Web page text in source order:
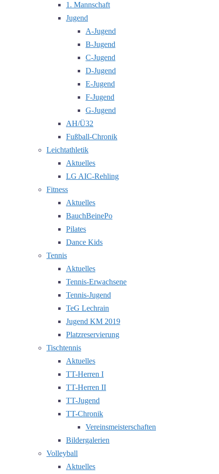
1. Mannschaft
Jugend
A-Jugend
B-Jugend
C-Jugend
D-Jugend
E-Jugend
F-Jugend
G-Jugend
AH/Ü32
Fußball-Chronik
Leichtathletik
Aktuelles
LG AIC-Rehling
Fitness
Aktuelles
BauchBeinePo
Pilates
Dance Kids
Tennis
Aktuelles
Tennis-Erwachsene
Tennis-Jugend
TeG Lechrain
Jugend KM 2019
Platzreservierung
Tischtennis
Aktuelles
TT-Herren I
TT-Herren II
TT-Jugend
TT-Chronik
Vereinsmeisterschaften
Bildergalerien
Volleyball
Aktuelles